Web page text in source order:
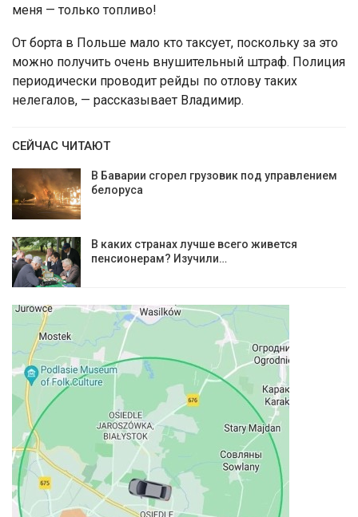
меня — только топливо!
От борта в Польше мало кто таксует, поскольку за это
можно получить очень внушительный штраф. Полиция
периодически проводит рейды по отлову таких
нелегалов, — рассказывает Владимир.
СЕЙЧАС ЧИТАЮТ
В Баварии сгорел грузовик под управлением
белоруса
В каких странах лучше всего живется
пенсионерам? Изучили…